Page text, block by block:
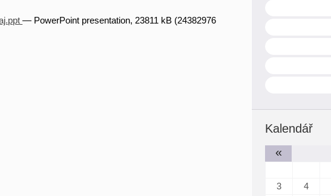
— PowerPoint presentation, 23811 kB (24382976
Kalendář
«
3
4